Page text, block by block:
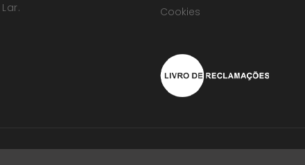
Cookies